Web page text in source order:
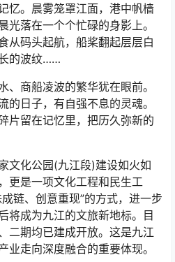
。晨雾笼罩江面，港中帆樯
光落在一个个忙碌的身影上。
从码头起航，船桨翻起层层白
的波纹……
商船凌波的繁华犹在眼前。
的日子，有自强不息的灵魂。
片留在记忆里，把历久弥新的
化公园(九江段)建设如火如
更是一项文化工程和民生工
链、创意重现”的方式，进一步
将成为九江的文旅新地标。目
二期均已建成开放。这是九江
业走向深度融合的重要体现。